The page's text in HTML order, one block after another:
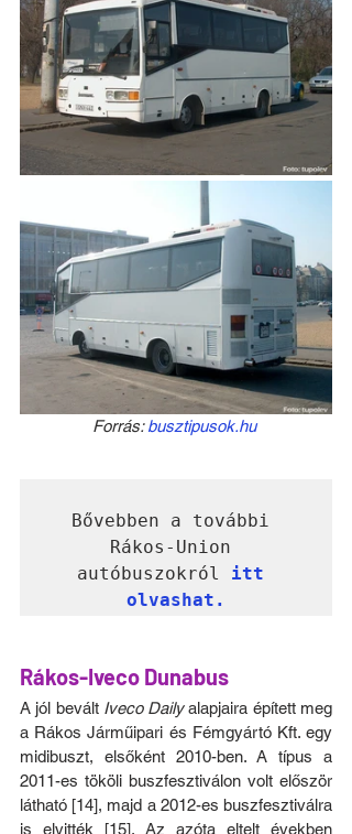
Forrás: busztipusok.hu
Bővebben a további
Rákos-Union
autóbuszokról itt
olvashat.
Rákos-Iveco Dunabus
A jól bevált Iveco Daily alapjaira épített meg
a Rákos Járműipari és Fémgyártó Kft. egy
midibuszt, elsőként 2010-ben. A típus a
2011-es tököli buszfesztiválon volt először
látható [14], majd a 2012-es buszfesztiválra
is elvitték [15]. Az azóta eltelt években